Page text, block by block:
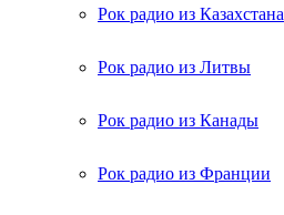
Рок радио из Казахстана
Рок радио из Литвы
Рок радио из Канады
Рок радио из Франции